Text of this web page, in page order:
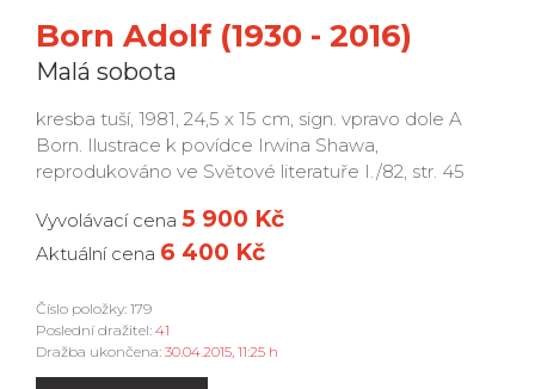
Born Adolf (1930 - 2016)
Malá sobota
kresba tuší, 1981, 24,5 x 15 cm, sign. vpravo dole A
Born. Ilustrace k povídce Irwina Shawa,
reprodukováno ve Světové literatuře I./82, str. 45
Vyvolávací cena 5 900 Kč
Aktuální cena 6 400 Kč
Číslo položky: 179
Poslední dražitel: 41
Dražba ukončena: 30.04.2015, 11:25 h